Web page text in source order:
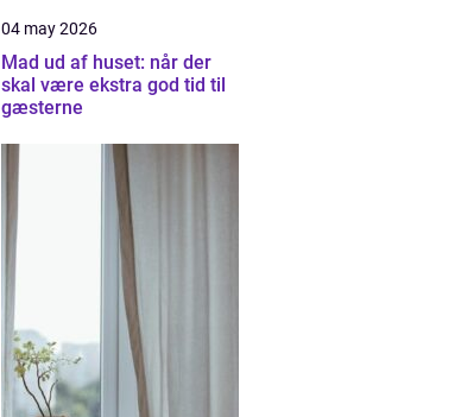
04 may 2026
Mad ud af huset: når der
skal være ekstra god tid til
gæsterne